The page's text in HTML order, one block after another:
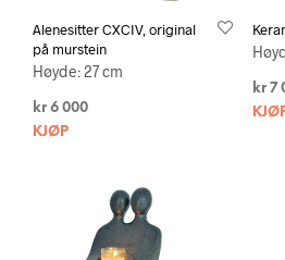
Alenesitter CXCIV, original
på murstein
Høyde: 27 cm
kr 6 000
KJØP
kr7